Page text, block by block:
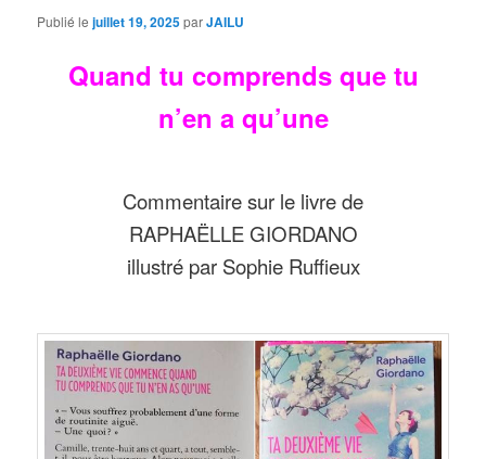
Publié lejuillet 19, 2025parJAILU
Quand tu comprends que tu
n’en a qu’une
Commentaire sur le livre de
RAPHAËLLE GIORDANO
illustré par Sophie Ruffieux